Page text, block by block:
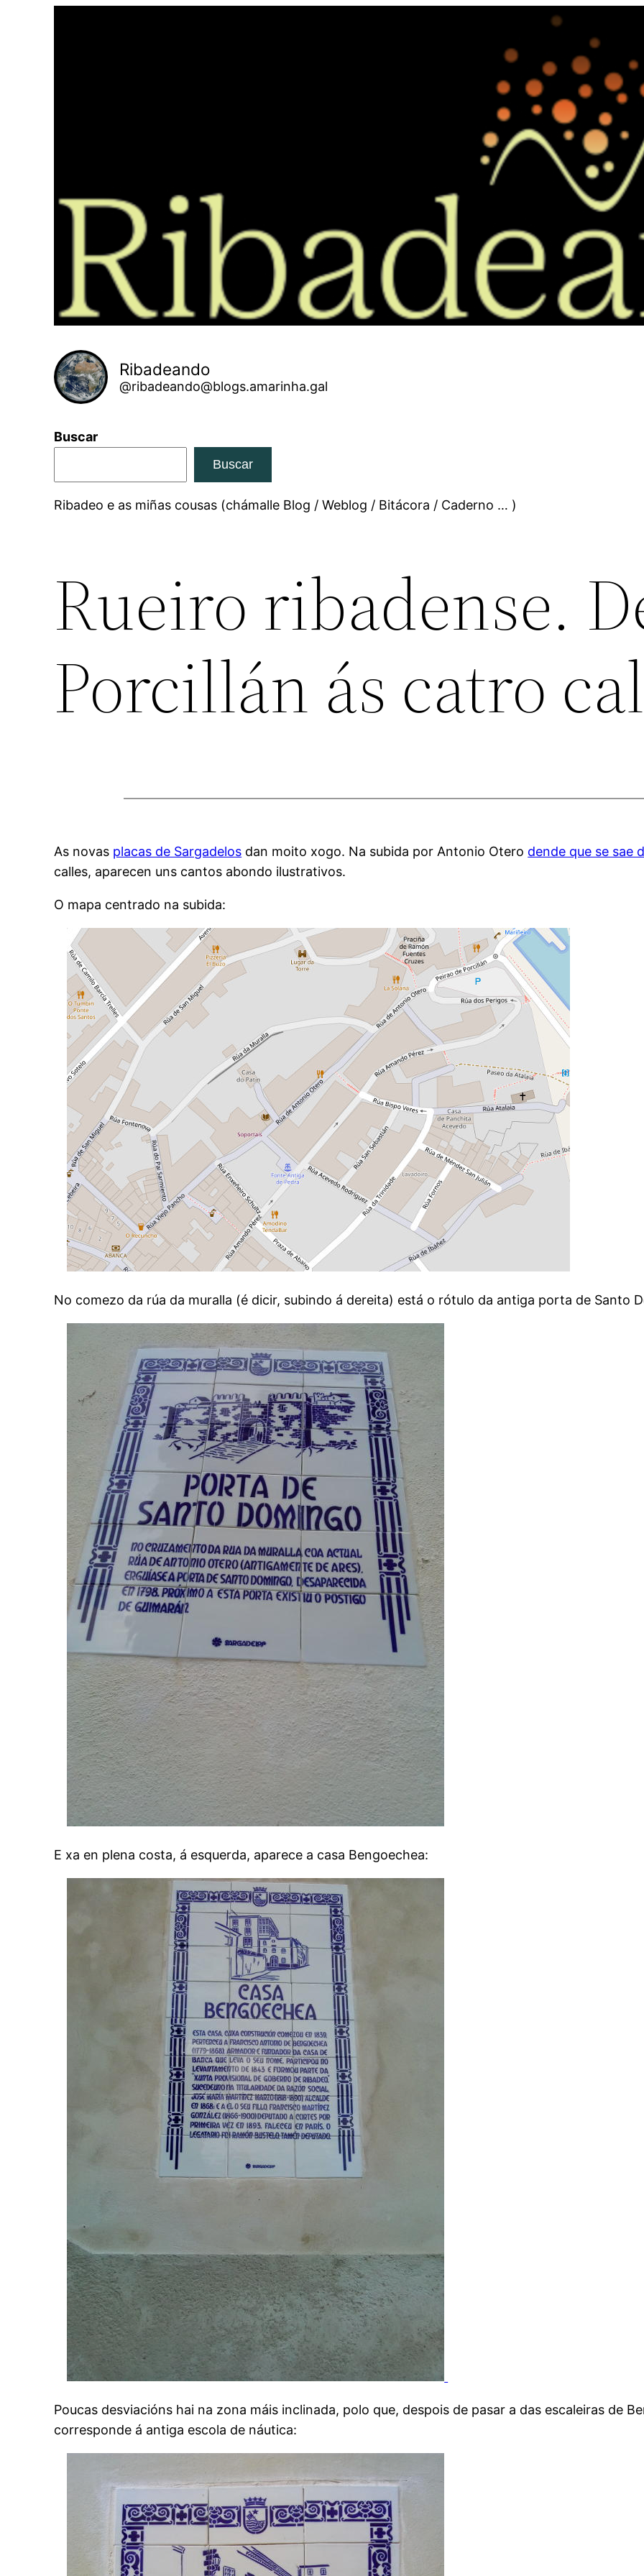
Ribadeando
@ribadeando@blogs.amarinha.gal
Buscar
Buscar
Ribadeo e as miñas cousas (chámalle Blog / Weblog / Bitácora / Caderno … )
Rueiro ribadense.
Porcillán ás catro
As novas placas de Sargadelos dan moito xogo. Na subida por Antonio Otero dende que se sae
calles, aparecen uns cantos abondo ilustrativos.
O mapa centrado na subida:
No comezo da rúa da muralla (é dicir, subindo á dereita) está o rótulo da antiga porta de Santo
E xa en plena costa, á esquerda, aparece a casa Bengoechea:
Poucas desviacións hai na zona máis inclinada, polo que, despois de pasar a das escaleiras de
corresponde á antiga escola de náutica: